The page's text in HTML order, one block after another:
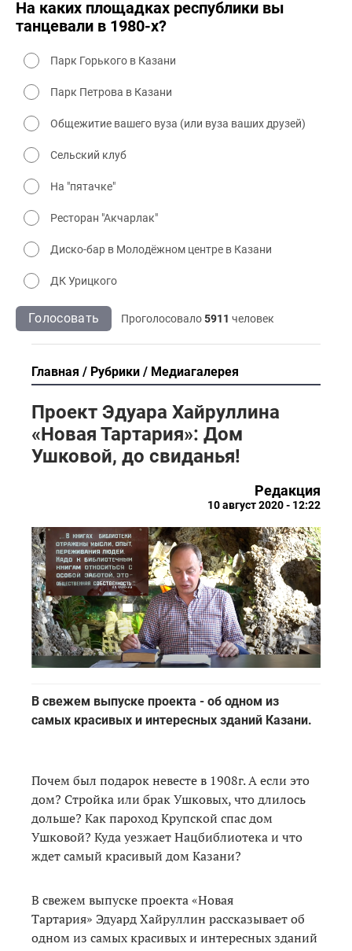
На каких площадках республики вы
танцевали в 1980-х?
Парк Горького в Казани
Парк Петрова в Казани
Общежитие вашего вуза (или вуза ваших друзей)
Сельский клуб
На "пятачке"
Ресторан "Акчарлак"
Диско-бар в Молодёжном центре в Казани
ДК Урицкого
Голосовать Проголосовало5911 человек
Главная Рубрики Медиагалерея
Проект Эдуара Хайруллина
«Новая Тартария»: Дом
Ушковой, до свиданья!
Редакция
10 август 2020 - 12:22
В свежем выпуске проекта - об одном из
самых красивых и интересных зданий Казани.
Почем был подарок невесте в 1908г. А если это
дом? Стройка или брак Ушковых, что длилось
дольше? Как пароход Крупской спас дом
Ушковой? Куда уезжает Нацбиблиотека и что
ждет самый красивый дом Казани?
В свежем выпуске проекта «Новая
Тартария» Эдуард Хайруллин рассказывает об
одном из самых красивых и интересных зданий